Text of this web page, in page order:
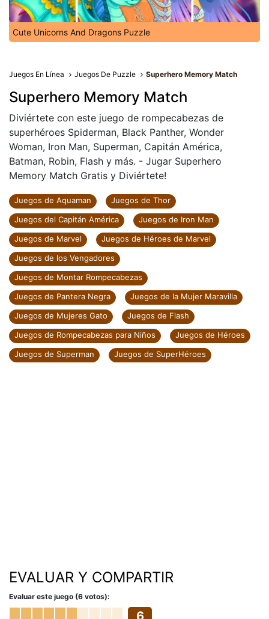
Cute Unicorns And Dragons Puzzle
Juegos En Línea Juegos De Puzzle Superhero Memory Match
Superhero Memory Match
Diviértete con este juego de rompecabezas de
superhéroes Spiderman, Black Panther, Wonder
Woman, Iron Man, Superman, Capitán América,
Batman, Robin, Flash y más. - Jugar Superhero
Memory Match Gratis y Diviértete!
Juegos de Aquaman
Juegos de Thor
Juegos del Capitán América
Juegos de Iron Man
Juegos de Marvel
Juegos de Héroes de Marvel
Juegos de los Vengadores
Juegos de Montar Rompecabezas
Juegos de Pantera Negra
Juegos de la Mujer Maravilla
Juegos de Mujeres Gato
Juegos de Flash
Juegos de Rompecabezas para Niños
Juegos de Héroes
Juegos de Superman
Juegos de SuperHéroes
EVALUAR Y COMPARTIR
Evaluar este juego (6 votos):
6